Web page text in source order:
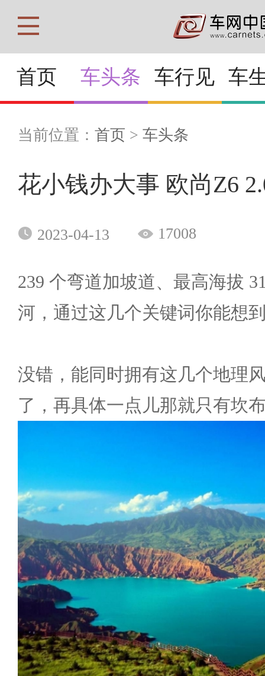
首页 车头条 车行见 车
当前位置： 首页 > 车头条
花小钱办大事 欧尚Z6
2023-04-13 17008
239 个弯道加坡道、最高海拔
河，通过这几个关键词你能想
没错，能同时拥有这几个地理
了，再具体一点儿那就只有坎